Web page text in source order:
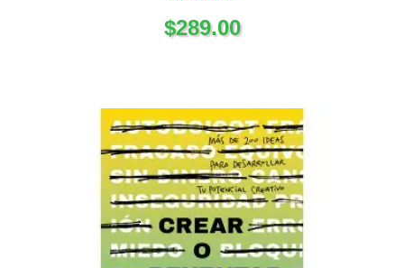
$289.00